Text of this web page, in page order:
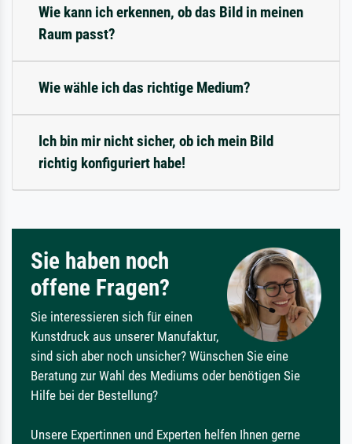
Wie kann ich erkennen, ob das Bild in meinen
Raum passt?
Wie wähle ich das richtige Medium?
Ich bin mir nicht sicher, ob ich mein Bild
richtig konfiguriert habe!
Sie haben noch
offene Fragen?
Sie interessieren sich für einen
Kunstdruck aus unserer Manufaktur,
sind sich aber noch unsicher? Wünschen Sie eine
Beratung zur Wahl des Mediums oder benötigen Sie
Hilfe bei der Bestellung?
Unsere Expertinnen und Experten helfen Ihnen gerne